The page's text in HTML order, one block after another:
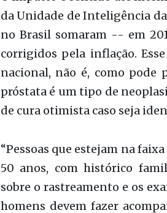
próstata é um tipo de
de cura otimista caso seja
“Pessoas que estejam na
50 anos, com histórico
sobre o rastreamento e os
André Fay, do Grupo
Um dos principais
outros que afetam